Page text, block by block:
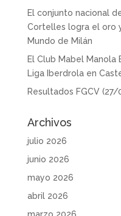
El conjunto nacional
Cortelles logra el oro
Mundo de Milán
El Club Mabel
Liga Iberdrola en
Resultados FGCV (27/
Archivos
julio 2026
junio 2026
mayo 2026
abril 2026